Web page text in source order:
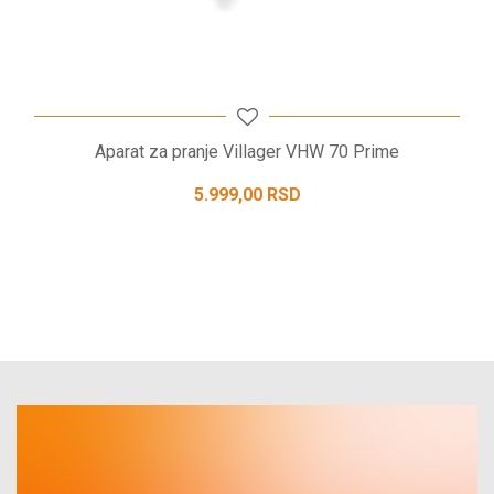
Aparat za pranje Villager VHW 70 Prime
5.999,00 RSD